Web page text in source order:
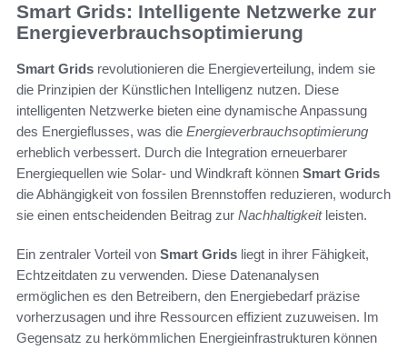
Smart Grids: Intelligente Netzwerke zur
Energieverbrauchsoptimierung
Smart Grids revolutionieren die Energieverteilung, indem sie
die Prinzipien der Künstlichen Intelligenz nutzen. Diese
intelligenten Netzwerke bieten eine dynamische Anpassung
des Energieflusses, was die Energieverbrauchsoptimierung
erheblich verbessert. Durch die Integration erneuerbarer
Energiequellen wie Solar- und Windkraft können Smart Grids
die Abhängigkeit von fossilen Brennstoffen reduzieren, wodurch
sie einen entscheidenden Beitrag zur Nachhaltigkeitleisten.
Ein zentraler Vorteil von Smart Grids liegt in ihrer Fähigkeit,
Echtzeitdaten zu verwenden. Diese Datenanalysen
ermöglichen es den Betreibern, den Energiebedarf präzise
vorherzusagen und ihre Ressourcen effizient zuzuweisen. Im
Gegensatz zu herkömmlichen Energieinfrastrukturen können